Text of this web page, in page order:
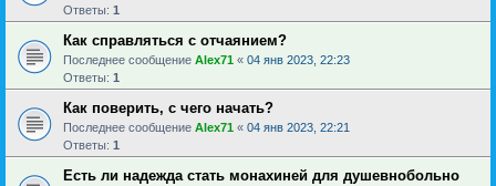
Ответы: 1
Как справляться с отчаянием?
Последнее сообщение Alex71 « 04 янв 2023, 22:23
Ответы: 1
Как поверить, с чего начать?
Последнее сообщение Alex71 « 04 янв 2023, 22:21
Ответы: 1
Есть ли надежда стать монахиней для душевнобольно